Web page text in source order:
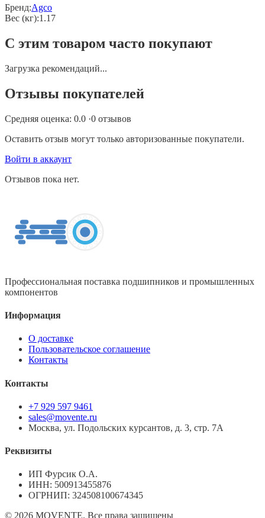
Бренд:Agco
Вес (кг):1.17
С этим товаром часто покупают
Загрузка рекомендаций...
Отзывы покупателей
Средняя оценка: 0.0 ·0 отзывов
Оставить отзыв могут только авторизованные покупатели.
Войти в аккаунт
Отзывов пока нет.
Профессиональная поставка подшипников и промышленных
компонентов
Информация
О доставке
Пользовательское соглашение
Контакты
Контакты
+7 929 597 9461
sales@movente.ru
Москва, ул. Подольских курсантов, д. 3, стр. 7А
Реквизиты
ИП Фурсик О.А.
ИНН: 500913455876
ОГРНИП: 324508100674345
© 2026 MOVENTE. Все права защищены